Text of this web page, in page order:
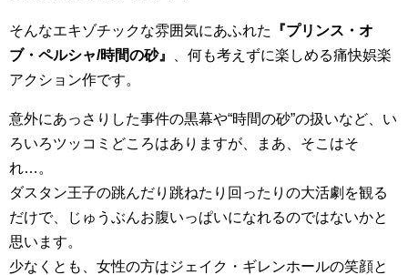
そんなエキゾチックな雰囲気にあふれた
『プリンス・オ
ブ・ペルシャ/時間の砂』
、何も考えずに楽しめる痛快娯楽
アクション作です。
意外にあっさりした事件の黒幕や“時間の砂”の扱いなど、い
ろいろツッコミどころはありますが、まあ、そこはそ
れ…。
ダスタン王子の跳んだり跳ねたり回ったりの大活劇を観る
だけで、じゅうぶんお腹いっぱいになれるのではないかと
思います。
少なくとも、女性の方はジェイク・ギレンホールの笑顔と